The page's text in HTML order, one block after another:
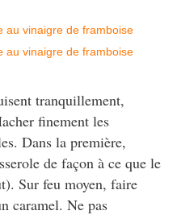
tranquillement,
finement les
Dans la première,
de façon à ce que le
Sur feu moyen, faire
caramel. Ne pas